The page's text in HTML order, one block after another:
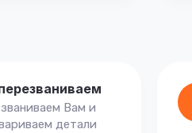
Вам и
детали